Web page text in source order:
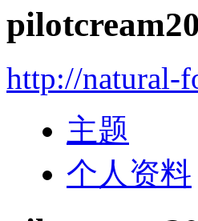
pilotcream20
http://natural-
主题
个人资料